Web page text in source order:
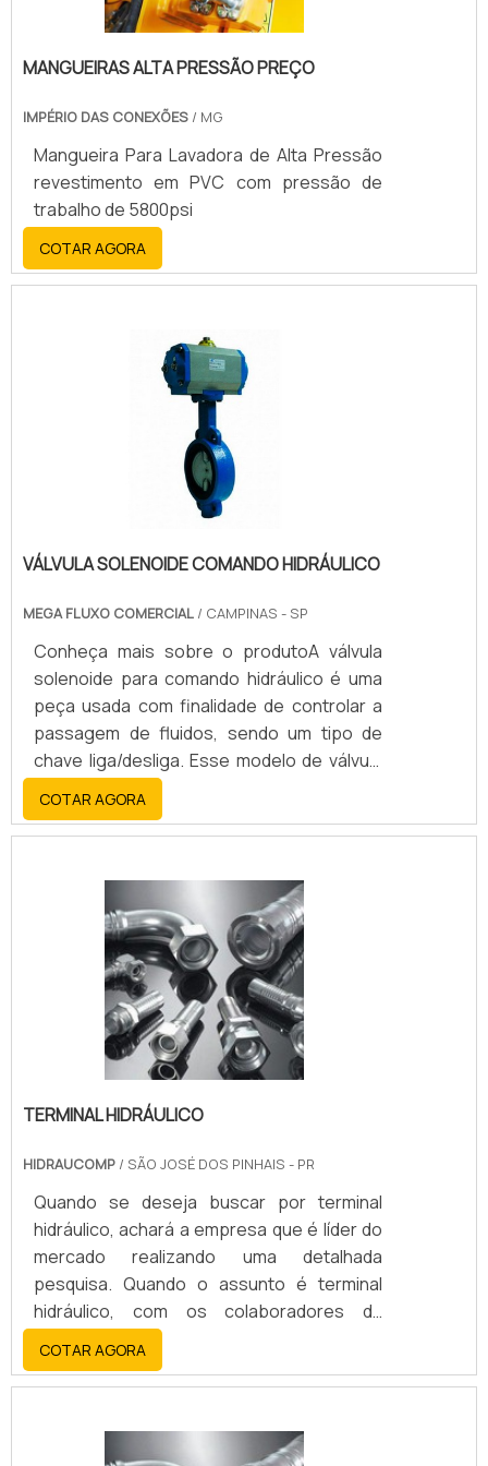
sobre a empresa, os serviços e os
produtos. Se preferir, entre em contato
com um dos nossos consultores e solicite
um orçamento!
MANGUEIRAS ALTA PRESSÃO PREÇO
IMPÉRIO DAS CONEXÕES / MG
Mangueira Para Lavadora de Alta Pressão
revestimento em PVC com pressão de
trabalho de 5800psi
COTAR AGORA
VÁLVULA SOLENOIDE COMANDO HIDRÁULICO
MEGA FLUXO COMERCIAL / CAMPINAS - SP
Conheça mais sobre o produtoA válvula
solenoide para comando hidráulico é uma
peça usada com finalidade de controlar a
passagem de fluidos, sendo um tipo de
chave liga/desliga. Esse modelo de válvula
pode ser aplicado nos mais diversos
setores industriais, pois é usada tanto em
sistemas industriais, como em
residências.Em aplicações industriais, a
válvula solenoide comando hidráulico regula
de uma forma totalmente automática o
fluxo de diferentes fluidos, como vapores,.
COTAR AGORA
TERMINAL HIDRÁULICO
HIDRAUCOMP / SÃO JOSÉ DOS PINHAIS - PR
Quando se deseja buscar por terminal
hidráulico, achará a empresa que é líder do
mercado realizando uma detalhada
pesquisa. Quando o assunto é terminal
hidráulico, com os colaboradores da
Hidraucomp conseguirá eficiência com
produtos de alta performance e excelente
qualidade.UM POUCO MAIS SOBRE O
eficientes de demonstrar competência e
COTAR AGORA